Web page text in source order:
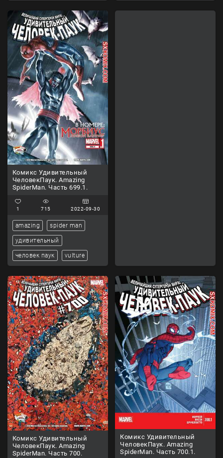
Комикс Удивительный
ЧеловекПаук. Amazing
SpiderMan. Часть 699.1.
1 715 2022-09-30
amazing spider man
удивительный
человек паук vulture
Комикс Удивительный
ЧеловекПаук. Amazing
SpiderMan. Часть 700.
Комикс Удивительный
ЧеловекПаук. Amazing
SpiderMan. Часть 700.1.